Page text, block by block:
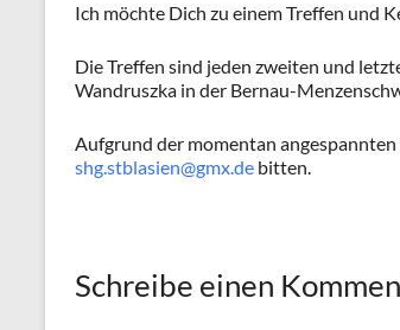
Ich möchte Dich zu einem Treffen und
Die Treffen sind jeden zweiten und
Wandruszka in der Bernau-
Aufgrund der momentan
shg.stblasien@gmx.de bitten.
Schreibe einen